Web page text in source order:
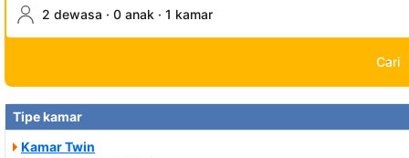
2 dewasa · 0 anak · 1 kamar
Cari
Tipe kamar
Kamar Twin